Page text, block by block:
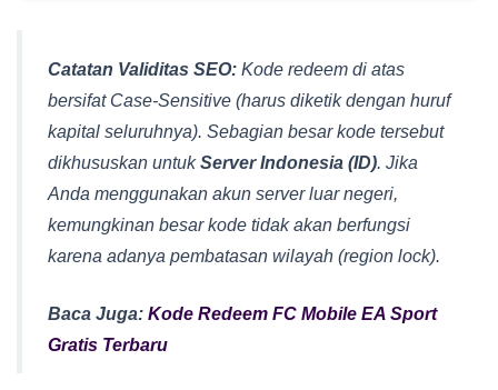
Catatan Validitas SEO: Kode redeem di atas
bersifat Case-Sensitive (harus diketik dengan huruf
kapital seluruhnya). Sebagian besar kode tersebut
dikhususkan untukServer Indonesia (ID). Jika
Anda menggunakan akun server luar negeri,
kemungkinan besar kode tidak akan berfungsi
karena adanya pembatasan wilayah (region lock).
Baca Juga: Kode Redeem FC Mobile EA Sport
Gratis Terbaru